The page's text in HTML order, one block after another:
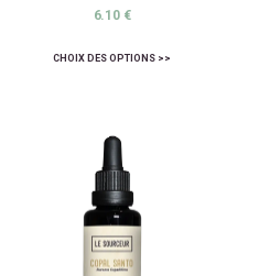
6.10 €
CHOIX DES OPTIONS